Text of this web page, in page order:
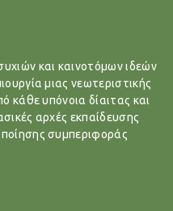
και καινοτόμων ιδεών
μιας νεωτεριστικής
κάθε υπόνοια δίαιτας και
αρχές εκπαίδευσης
συμπεριφοράς